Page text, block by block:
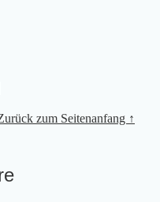
zum Seitenanfang ↑